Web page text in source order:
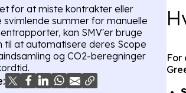
for at miste kontrakter eller
svimlende summer for manuelle
kan SMV'er bruge
til at automatisere deres Scope
og CO2-beregninger
For